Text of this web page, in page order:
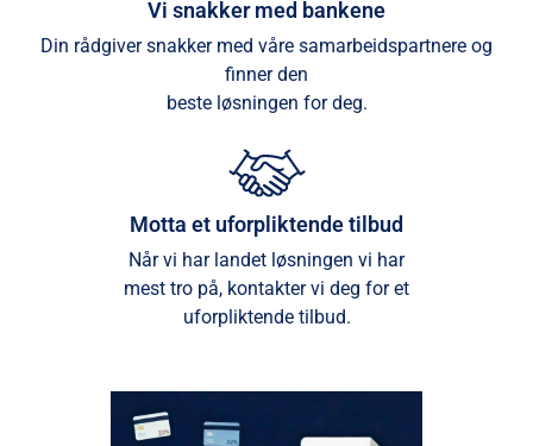
Vi snakker med bankene
Din rådgiver snakker med våre samarbeidspartnere og
finner den
beste løsningen for deg.
Motta et uforpliktende tilbud
Når vi har landet løsningen vi har
mest tro på, kontakter vi deg for et
uforpliktende tilbud.